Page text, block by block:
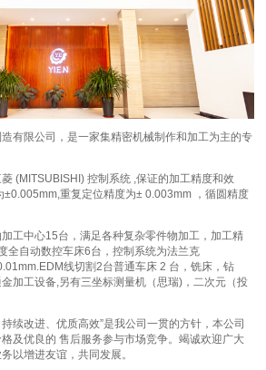
有限公司，是一家集精密机械制作和加工为主的专
(MITSUBISHI) 控制系统 ,保证的加工精度和效
±0.005mm,重复定位精度为± 0.003mm ，循圆精度
工中心15台，满足各种复杂零件物加工，加工精
全自动数控车床6台，控制系统为法兰克
线切割2台普通车床 2 台，铣床，钻
加工设备,另有三坐标测量机（思瑞)，二次元（投
续改进、优质高效”是我公司一贯的方针，本公司
及优良的 售后服务参与市场竞争。竭诚欢迎广大
以增进友谊，共同发展。